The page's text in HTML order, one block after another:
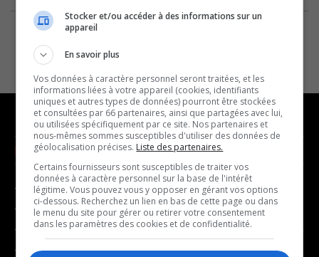
NOUVELLES
- Affaires municipales
- Communauté / Social
- Culture
- Économie
MUSIQUE
- Décompte franco
- Joué récemment
BALADOS
Stocker et/ou accéder à des informations sur un
appareil
En savoir plus
Vos données à caractère personnel seront traitées, et les
informations liées à votre appareil (cookies, identifiants
uniques et autres types de données) pourront être stockées
et consultées par 66 partenaires, ainsi que partagées avec lui,
ou utilisées spécifiquement par ce site. Nos partenaires et
nous-mêmes sommes susceptibles d'utiliser des données de
géolocalisation précises. Liste des partenaires.
Certains fournisseurs sont susceptibles de traiter vos
données à caractère personnel sur la base de l'intérêt
légitime. Vous pouvez vous y opposer en gérant vos options
ci-dessous. Recherchez un lien en bas de cette page ou dans
le menu du site pour gérer ou retirer votre consentement
dans les paramètres des cookies et de confidentialité.